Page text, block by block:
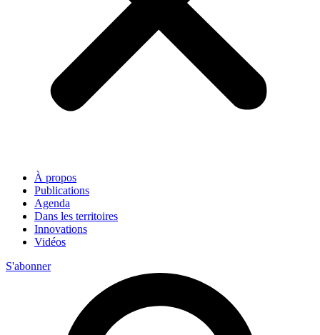
À propos
Publications
Agenda
Dans les territoires
Innovations
Vidéos
S'abonner